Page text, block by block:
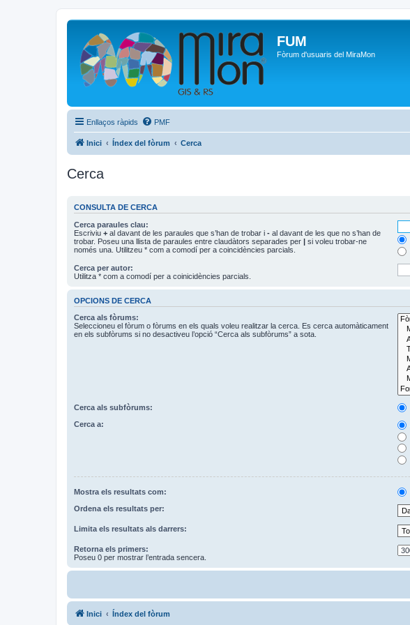
FUM
Fòrum d'usuaris del MiraMon
Enllaços ràpids PMF
Inici Índex del fòrum Cerca
Cerca
CONSULTA DE CERCA
Cerca paraules clau:
Escriviu + al davant de les paraules que s’han de trobar i - al davant de les que no s’han de
trobar. Poseu una llista de paraules entre claudàtors separades per | si voleu trobar-ne
només una. Utilitzeu * com a comodí per a coincidències parcials.
Cerca per autor:
Utilitza * com a comodí per a coinicidències parcials.
OPCIONS DE CERCA
Cerca als fòrums:
Seleccioneu el fòrum o fòrums en els quals voleu realitzar la cerca. Es cerca automàticament
en els subfòrums si no desactiveu l’opció “Cerca als subfòrums” a sota.
Cerca als subfòrums:
Cerca a:
Mostra els resultats com:
Ordena els resultats per:
Limita els resultats als darrers:
Retorna els primers:
Poseu 0 per mostrar l’entrada sencera.
Inici Índex del fòrum